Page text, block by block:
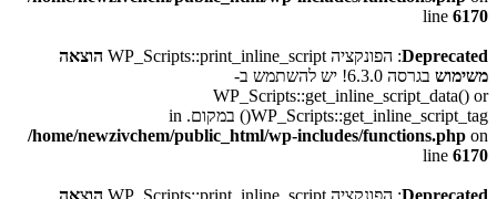
line 6170
Deprecated: הפונקציה WP_Scripts::print_inline_script
הוצאה
משימוש
בגרסה 6.3.0! יש להשתמש ב-
WP_Scripts::get_inline_script_data() or
WP_Scripts::get_inline_script_tag() במקום. in
/home/newzivchem/public_html/wp-includes/functions.php on
line 6170